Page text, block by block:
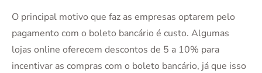
O principal motivo que faz as empresas optarem pelo
pagamento com o boleto bancário é custo. Algumas
lojas online oferecem descontos de 5 a 10% para
incentivar as compras com o boleto bancário, já que isso